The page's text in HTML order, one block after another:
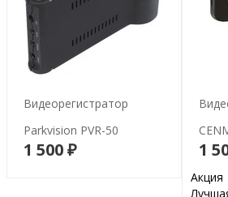
Видеорегистратор
Parkvision PVR-50
1 500 ₽В корзину 1
Акция